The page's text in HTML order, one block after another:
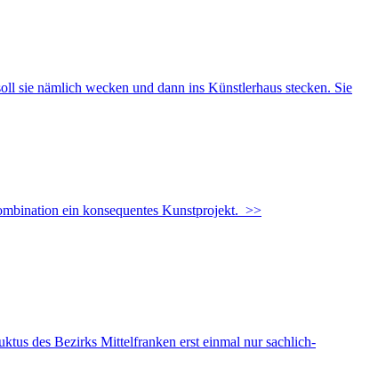
nämlich wecken und dann ins Künstlerhaus stecken. Sie
ein konsequentes Kunstprojekt. >>
des Bezirks Mittelfranken erst einmal nur sachlich-